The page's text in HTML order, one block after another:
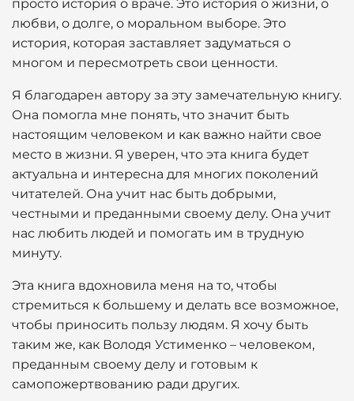
просто история о враче. Это история о жизни, о
любви, о долге, о моральном выборе. Это
история, которая заставляет задуматься о
многом и пересмотреть свои ценности.
Я благодарен автору за эту замечательную книгу.
Она помогла мне понять, что значит быть
настоящим человеком и как важно найти свое
место в жизни. Я уверен, что эта книга будет
актуальна и интересна для многих поколений
читателей. Она учит нас быть добрыми,
честными и преданными своему делу. Она учит
нас любить людей и помогать им в трудную
минуту.
Эта книга вдохновила меня на то, чтобы
стремиться к большему и делать все возможное,
чтобы приносить пользу людям. Я хочу быть
таким же, как Володя Устименко – человеком,
преданным своему делу и готовым к
самопожертвованию ради других.